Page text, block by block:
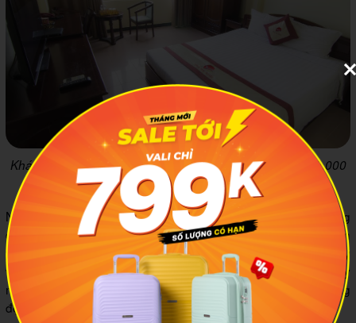
Khách sạn bình dân ở Vũng Tàu có chi phí tầm dưới 600.000
VNĐ cho một đêm
Nhà nghỉ như nhà ống chẳng hạn là một loại hình mới cũng
được du khách lựa chọn chỉ khoảng 150.000 VNĐ đến
250.000 VNĐ một đêm chủ yếu để bạn sau khi hết một ngày
vui chơi về rồi có nơi để nghỉ ngơi tiếp tục cho chuyến đi ngày
mai. Nơi này không quan trọng về trang trí sang trọng, không
đẹp đẽ, chỉ bình dân tiện lợi đơn giản tiết kiệm chi phí.